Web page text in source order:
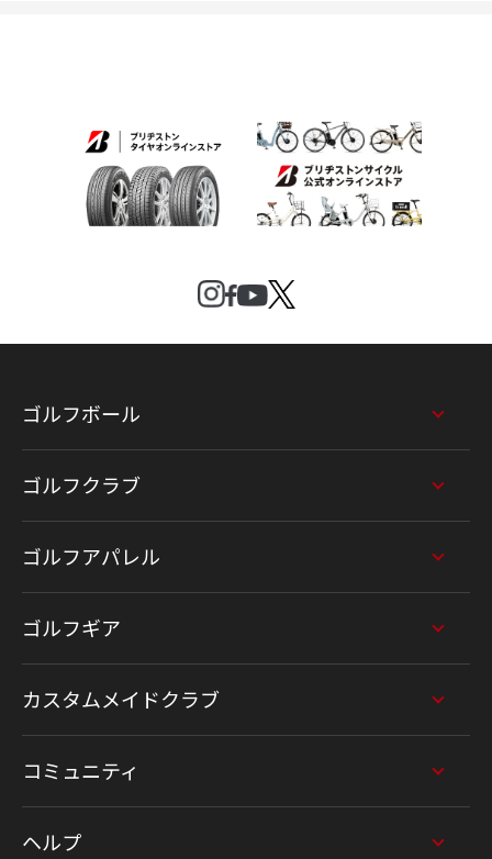
ゴルフボール
ゴルフクラブ
ゴルフアパレル
ゴルフギア
カスタムメイドクラブ
コミュニティ
ヘルプ